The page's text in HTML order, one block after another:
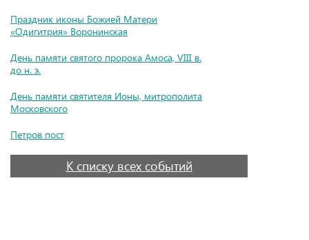
Праздник иконы Божией Матери
«Одигитрия» Воронинская
День памяти святого пророка Амоса, VIII в.
до н. э.
День памяти святителя Ионы, митрополита
Московского
Петров пост
К списку всех событий